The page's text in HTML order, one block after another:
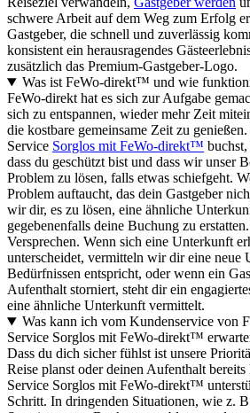
schwere Arbeit auf dem Weg zum Erfolg
Gastgeber, die schnell und zuverlässig
konsistent ein herausragendes
zusätzlich das Premium-Gastgeber-Logo.
Was ist FeWo-direkt™ und wie
FeWo-direkt hat es sich zur Aufgabe
sich zu entspannen, wieder mehr Zeit
die kostbare gemeinsame Zeit zu
Service Sorglos mit FeWo-direkt™
dass du geschützt bist und dass wir unser
Problem zu lösen, falls etwas schiefgeht.
Problem auftaucht, das dein Gastgeber
wir dir, es zu lösen, eine ähnliche
gegebenenfalls deine Buchung zu
Versprechen. Wenn sich eine Unterkunft
unterscheidet, vermitteln wir dir eine neue
Bedürfnissen entspricht, oder wenn ein
Aufenthalt storniert, steht dir ein
eine ähnliche Unterkunft vermittelt.
Was kann ich vom Kundenservice von
Service Sorglos mit FeWo-direkt™
Dass du dich sicher fühlst ist unsere
Reise planst oder deinen Aufenthalt
Service Sorglos mit FeWo-direkt™
Schritt. In dringenden Situationen, wie z.